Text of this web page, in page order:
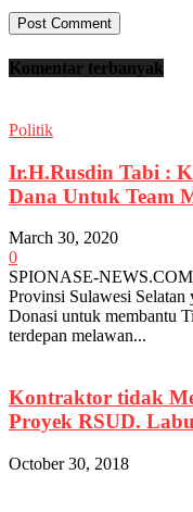
Komentar terbanyak
Politik
Ir.H.Rusdin Tabi :
Dana Untuk Team
March 30, 2020
0
SPIONASE-
Provinsi Sulawesi
Donasi untuk membantu
terdepan melawan...
Kontraktor tidak
Proyek RSUD.
October 30, 2018